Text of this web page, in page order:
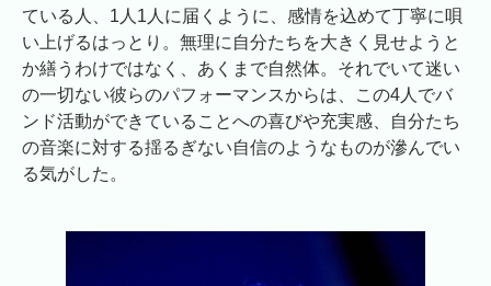
ている人、1人1人に届くように、感情を込めて丁寧に唄
い上げるはっとり。無理に自分たちを大きく見せようと
か繕うわけではなく、あくまで自然体。それでいて迷い
の一切ない彼らのパフォーマンスからは、この4人でバ
ンド活動ができていることへの喜びや充実感、自分たち
の音楽に対する揺るぎない自信のようなものが滲んでい
る気がした。